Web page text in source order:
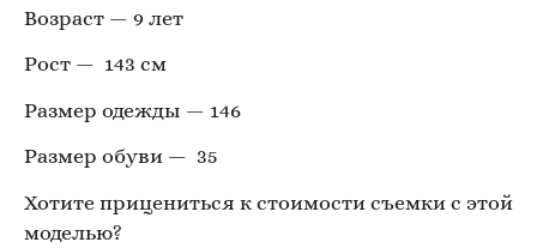
Возраст — 9 лет
Рост — 143 см
Размер одежды — 146
Размер обуви — 35
Хотите прицениться к стоимости съемки с этой
моделью?